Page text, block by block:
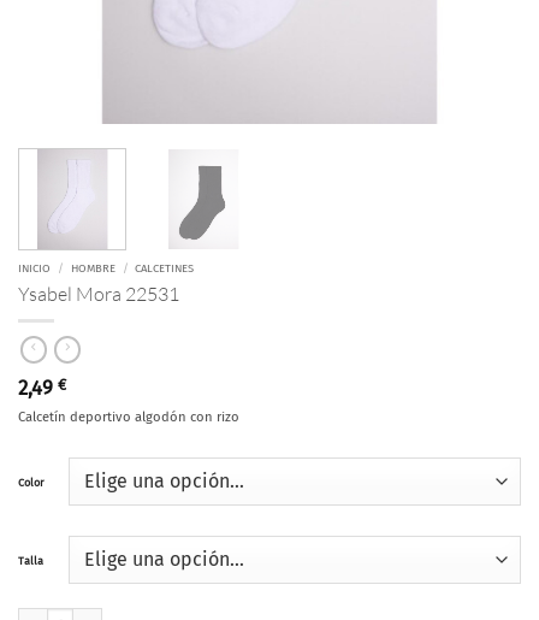
INICIO / HOMBRE / CALCETINES
Ysabel Mora 22531
2,49 €
Calcetín deportivo algodón con rizo
Color
Talla